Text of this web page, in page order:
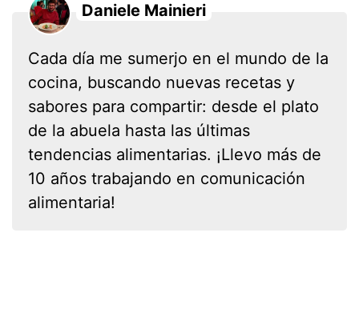
Daniele Mainieri
Cada día me sumerjo en el mundo de la
cocina, buscando nuevas recetas y
sabores para compartir: desde el plato
de la abuela hasta las últimas
tendencias alimentarias. ¡Llevo más de
10 años trabajando en comunicación
alimentaria!